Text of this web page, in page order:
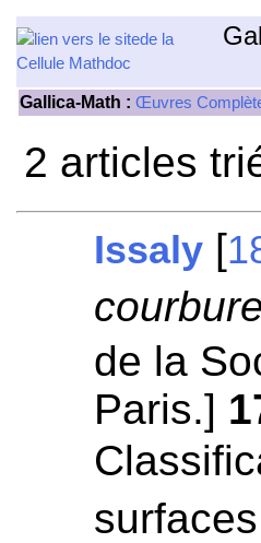
Gallica-Math : Œuvres
2 articles
Issaly [
de la
Paris.]